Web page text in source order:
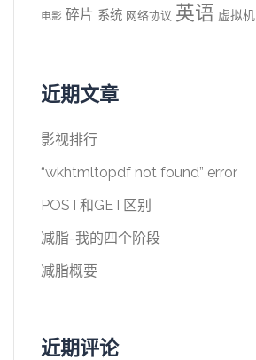
电影 碎片 系统 网络协议 英语 虚拟机
近期文章
影视排行
“wkhtmltopdf not found” error
POST和GET区别
减脂-我的四个阶段
减脂概要
近期评论